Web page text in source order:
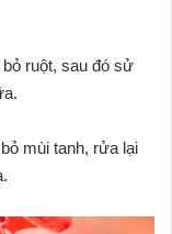
ruột, sau đó sử
mùi tanh, rửa lại